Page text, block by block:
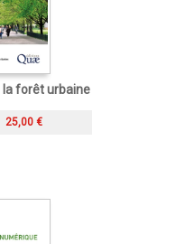
la forêt urbaine
25,00 €